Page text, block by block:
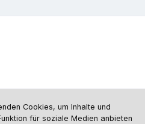
.
Cookies, um Inhalte und
für soziale Medien anbieten